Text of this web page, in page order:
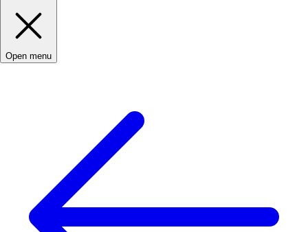
Open menu